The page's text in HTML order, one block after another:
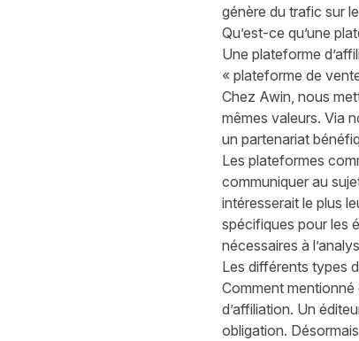
génère du trafic sur
Qu’est-ce qu’une
Une plateforme
« plateforme de
Chez Awin, nous
mêmes valeurs. Via
un partenariat
Les plateformes
communiquer au
intéresserait le plus
spécifiques pour les
nécessaires à
Les différents types
Comment
d’affiliation. Un
obligation.